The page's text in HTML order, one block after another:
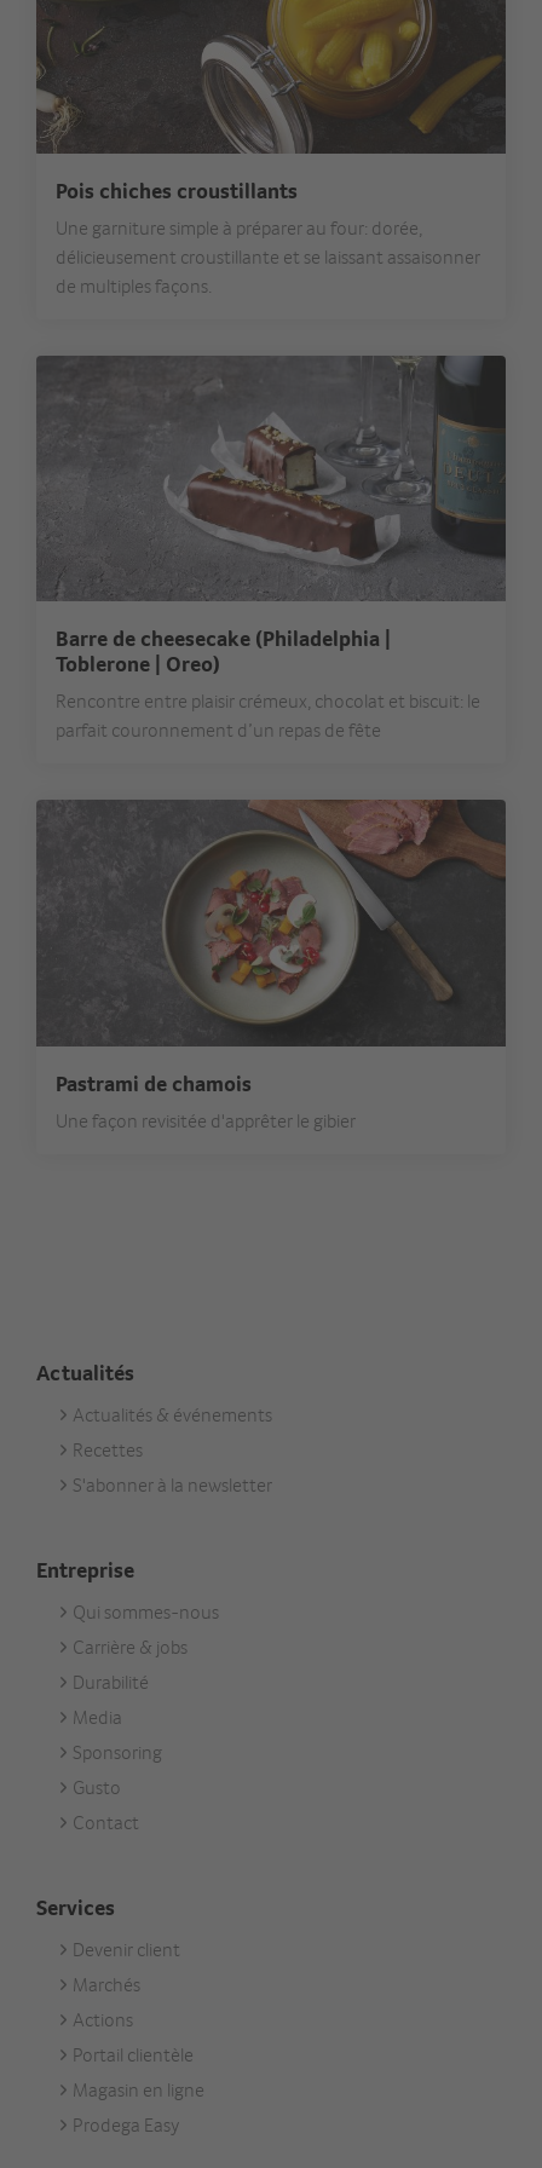
Pois chiches croustillants
Une garniture simple à préparer au four: dorée,
délicieusement croustillante et se laissant assaisonner
de multiples façons.
Barre de cheesecake (Philadelphia |
Toblerone | Oreo)
Rencontre entre plaisir crémeux, chocolat et biscuit: le
parfait couronnement d’un repas de fête
Pastrami de chamois
Une façon revisitée d'apprêter le gibier
Actualités
Footer
Aktuell
Actualités & événements
Recettes
S'abonner à la newsletter
Entreprise
Footer
Unternehmen
Qui sommes-nous
Carrière & jobs
Durabilité
Media
Sponsoring
Gusto
Contact
Services
Footer
Services
Devenir client
Marchés
Actions
Portail clientèle
Magasin en ligne
Prodega Easy